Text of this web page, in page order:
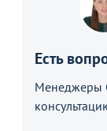
Есть
Менеджеры